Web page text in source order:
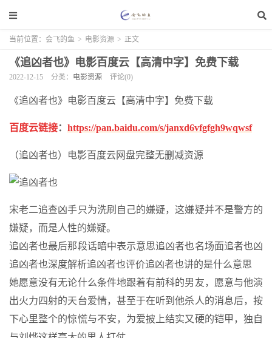
当前位置： 会飞的鱼 > 电影资源 > 正文
《追凶者也》电影百度云【高清中字】免费下载
2022-12-15 分类： 电影资源 评论(0)
《追凶者也》电影百度云【高清中字】免费下载
百度云链接： https://pan.baidu.com/s/janxd6vfgfgh9wqwsf
（追凶者也）电影百度云网盘完整无删减资源
宋老二追查凶手只为洗刷自己的嫌疑，这嫌疑并不是警方的
嫌疑，而是人性的嫌疑。
追凶者也最后那段话暗中表示意思追凶者也名场面追者也凶
追凶者也深度解析追凶者也评价追凶者也讲的是什么意思
她愿意没有无论什么条件地跟着有前科的男友，愿意与他演
出火力四射的天台爱情，甚至于在听到他杀人的消息后，按
下心里整个的惊慌与不安，为爱披上结实又硬的铠甲，独自